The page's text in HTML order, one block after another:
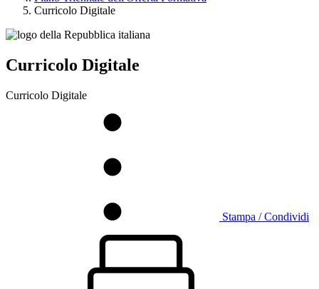
Curricolo Digitale
Curricolo Digitale
Curricolo Digitale
Stampa / Condividi